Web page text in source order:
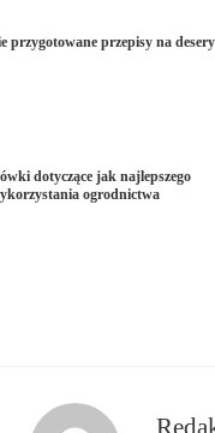
przygotowane przepisy na desery
dotyczące jak najlepszego
ogrodnictwa